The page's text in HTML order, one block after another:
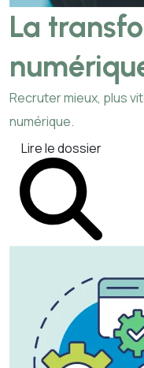
La
Recruter mieux, plus
numérique.
Lire le dossier